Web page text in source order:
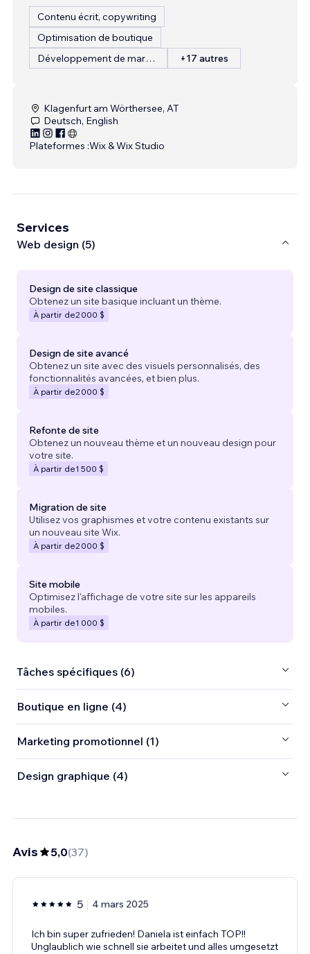
Contenu écrit, copywriting
Optimisation de boutique
Développement de marque
+17 autres
Klagenfurt am Wörthersee, AT
Deutsch, English
Plateformes :Wix & Wix Studio
Services
Web design (5)
Design de site classique
Obtenez un site basique incluant un thème.
À partir de2 000 $
Design de site avancé
Obtenez un site avec des visuels personnalisés, des
fonctionnalités avancées, et bien plus.
À partir de2 000 $
Refonte de site
Obtenez un nouveau thème et un nouveau design pour
votre site.
À partir de1 500 $
Migration de site
Utilisez vos graphismes et votre contenu existants sur
un nouveau site Wix.
À partir de2 000 $
Site mobile
Optimisez l'affichage de votre site sur les appareils
mobiles.
À partir de1 000 $
Tâches spécifiques (6)
Boutique en ligne (4)
Marketing promotionnel (1)
Design graphique (4)
Avis 5,0(37)
5 4 mars 2025
Ich bin super zufrieden! Daniela ist einfach TOP!!
Unglaublich wie schnell sie arbeitet und alles umgesetzt